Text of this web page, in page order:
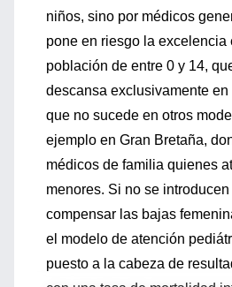
niños, sino por médicos
pone en riesgo la excelencia
población de entre 0 y 14,
descansa exclusivamente
que no sucede en otros
ejemplo en Gran Bretaña,
médicos de familia quienes
menores. Si no se
compensar las bajas
el modelo de atención
puesto a la cabeza de